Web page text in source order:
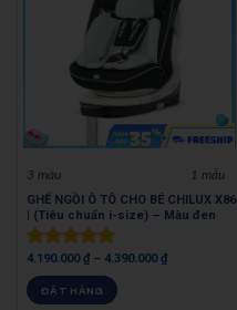
3 màu 1 mẫu
GHẾ NGỒI Ô TÔ CHO BÉ CHILUX X86
| (Tiêu chuẩn i-size) – Màu đen
Được xếp
hạng5.00
5 sao
4.190.000₫ – 4.390.000₫
ĐẶT HÀNG